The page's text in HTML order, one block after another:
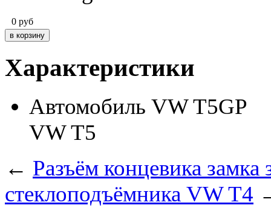
0 руб
Характеристики
Автомобиль VW T5GP
VW T5
← Разъём концевика
стеклоподъёмника VW T4